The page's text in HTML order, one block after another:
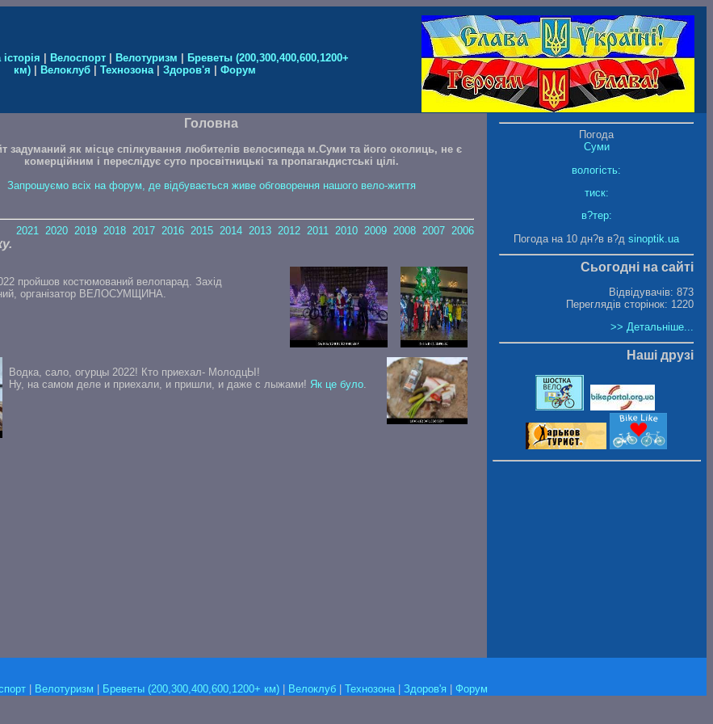
Велоспорт Велотуризм
Бреветы (200,300,400,600,1200+
км)
Велоклуб Технозона| Здоров'я Форум
Головна
задуманий як місце спілкування любителів велосипеда м.Суми та його околиць, не є
комерційним і переслідує суто просвітницькі та пропагандистські цілі.
Запрошуємо всіх на форум, де відбувається живе обговорення нашого вело-життя
2021 2020 2019 2018 2017 2016 2015 2014 2013 2012 2011 2010 2009 2008 2007 2006
пройшов костюмований велопарад. Захід
організатор ВЕЛОСУМЩИНА.
Водка, сало, огурцы 2022! Кто приехал- МолодцЫ!
Ну, на самом деле и приехали, и пришли, и даже с лыжами! Як це було.
Погода
Суми
вологість:
тиск:
в?тер:
Погода на 10 дн?в в?дsinoptik.ua
Сьогодні на сайті
Відвідувачів: 873
Переглядів сторінок: 1220
>> Детальніше...
Наші друзі
| Велотуризм Бреветы (200,300,400,600,1200+ км)| Велоклуб| Технозона| Здоров'я Форум